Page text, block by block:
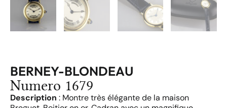
BERNEY-BLONDEAU
Numero 1679
Description : Montre très élégante de la maison